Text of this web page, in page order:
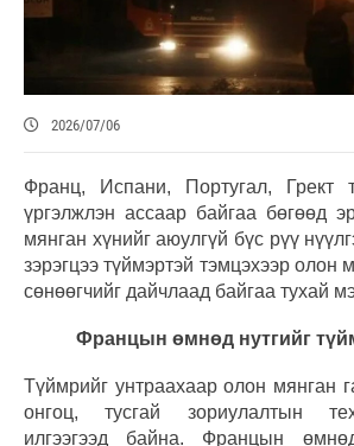
2026/07/06
Франц, Испани, Португал, Грект
үргэлжлэн ассаар байгаа бөгөөд
мянган хүнийг аюулгүй бүс рүү
зэрэгцээ түймэртэй тэмцэхээр олон
сөнөөгчийг дайчлаад байгаа тухай
Францын өмнөд нутгийг
Түймрийг унтраахаар олон мянган
онгоц, тусгай зориулалтын
илгээгээд байна. Францын